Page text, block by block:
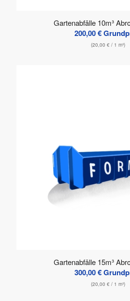
Gartenabfälle 10m³
200,00€
(20,00€ / 1 m³)
Gartenabfälle 15m³
300,00€
(20,00€ / 1 m³)